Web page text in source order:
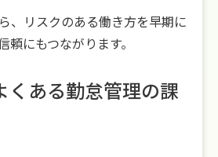
、リスクのある働き方を早期に
頼にもつながります。
くある勤怠管理の課